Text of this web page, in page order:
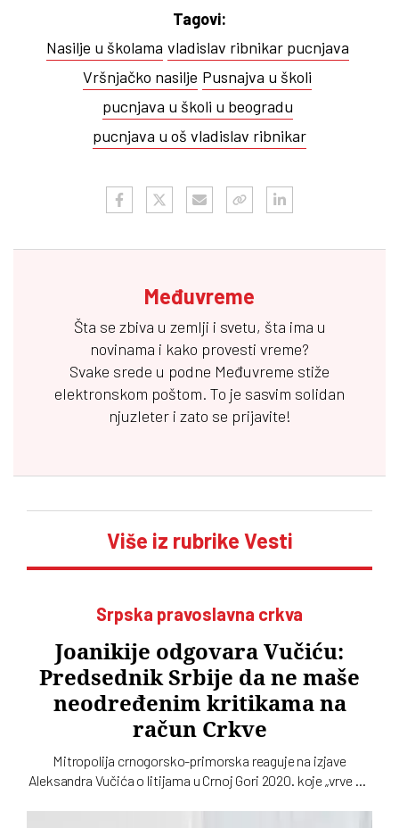
Tagovi:
Nasilje u školama vladislav ribnikar pucnjava
Vršnjačko nasilje Pusnajva u školi
pucnjava u školi u beogradu
pucnjava u oš vladislav ribnikar
Međuvreme
Šta se zbiva u zemlji i svetu, šta ima u
novinama i kako provesti vreme?
Svake srede u podne Međuvreme stiže
elektronskom poštom. To je sasvim solidan
njuzleter i zato se prijavite!
Više iz rubrike Vesti
Srpska pravoslavna crkva
Joanikije odgovara Vučiću:
Predsednik Srbije da ne maše
neodređenim kritikama na
račun Crkve
Mitropolija crnogorsko-primorska reaguje na izjave
Aleksandra Vučića o litijama u Crnoj Gori 2020. koje „vrve od